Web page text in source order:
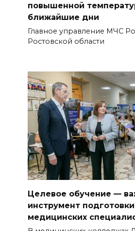
повышенной
ближайшие дни
Главное управление МЧС
Ростовской области
Целевое обучение —
инструмент подготовки
медицинских